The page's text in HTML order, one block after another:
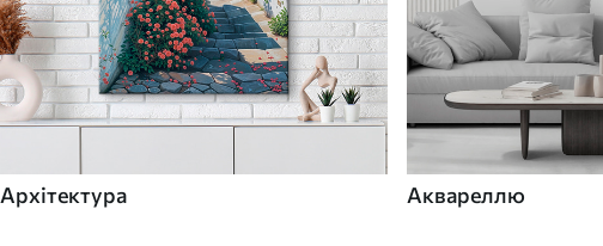
Архітектура Аквареллю